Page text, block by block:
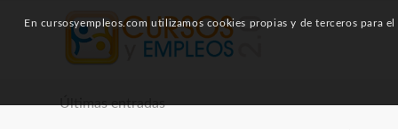
Últimas entradas
En cursosyempleos.com utilizamos cookies propias y de terceros para